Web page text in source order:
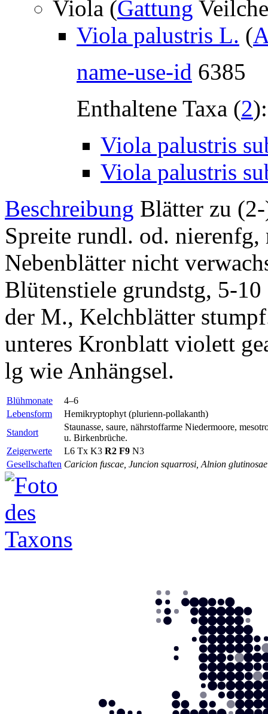
Viola (Gattung
Viola palustris L. (
name-use-id 6385
Enthaltene Taxa (2):
Viola palustris
Viola palustris
Beschreibung Blätter zu
Spreite rundl. od.
Nebenblätter nicht
Blütenstiele grundstg, 5-
der M., Kelchblätter
unteres Kronblatt violett
lg wie Anhängsel.
Blühmonate
4–6
Lebensform
Hemikryptophyt (plurienn-pollakanth)
Standort
Staunasse, saure, nährstoffarme Niedermoore,
u. Birkenbrüche.
Zeigerwerte
L6 Tx K3 R2 F9 N3
Gesellschaften Caricion fuscae, Juncion squarrosi, Alnion glutinosae